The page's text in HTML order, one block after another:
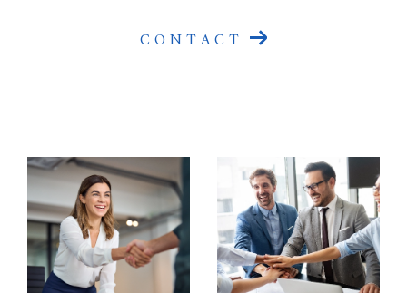
caractère, d'investissements locatifs ou de locaux
Votre partenaire immobilier de
confiance
Transaction immobilière
ChezAgence du Courreau, chaque projet est unique.
Nous nous engageons à vous offrir une visibilité
CONTACT